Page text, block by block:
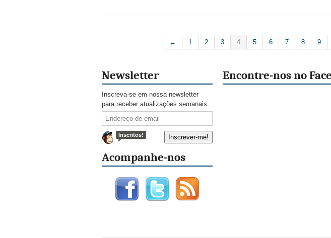
← 1 2 3 4 5 6 7 8 9
Newsletter
Inscreva-se em nossa newsletter
para receber atualizações semanais.
Inscritos!
Acompanhe-nos
Encontre-nos no